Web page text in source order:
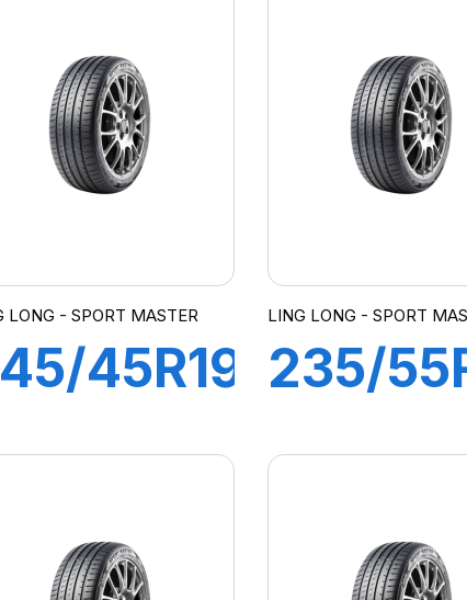
MASTER
C/S
LONG - SPORT MASTER
45R19
LING LONG - SPORT
235/